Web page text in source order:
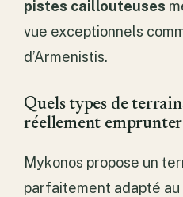
pistes caillouteuses
vue exceptionnels
d’Armenistis.
Quels types de
réellement
Mykonos propose un
parfaitement adapté au